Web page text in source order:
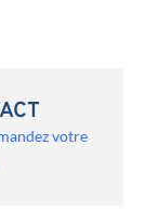
votre